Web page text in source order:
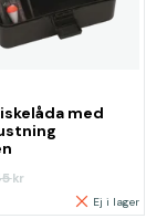
med
kr
Ej i lager